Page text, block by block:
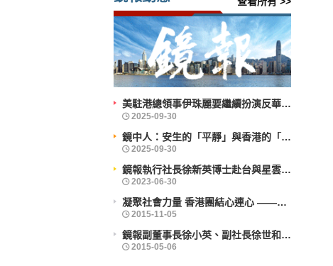
美駐港總領事伊珠麗要繼續扮演反華鷹派角色？
鏡中人：安生的「平靜」與香港的「前行」
鏡報執行社長徐新英博士赴台與星雲大師會晤
凝聚社會力量 香港團結心連心 ——企業社會責任活力香港成就動力研討會舉辦
鏡報副董事長徐小英、副社長徐世和博士出席義工活動